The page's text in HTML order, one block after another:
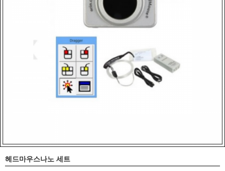
헤드마우스나노 세트